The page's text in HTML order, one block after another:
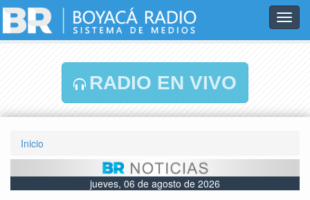
RADIO EN VIVO
Inicio
jueves, 06 de agosto de 2026